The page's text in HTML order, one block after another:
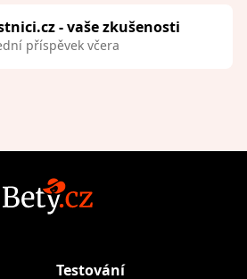
- vaše zkušenosti
příspěvek včera
Testování